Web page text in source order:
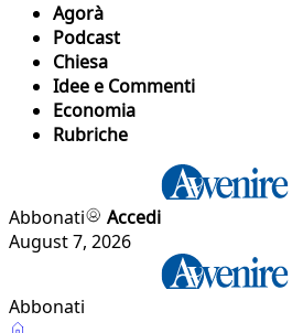
Agorà
Podcast
Chiesa
Idee e Commenti
Economia
Rubriche
Abbonati
Accedi
August 7, 2026
Abbonati